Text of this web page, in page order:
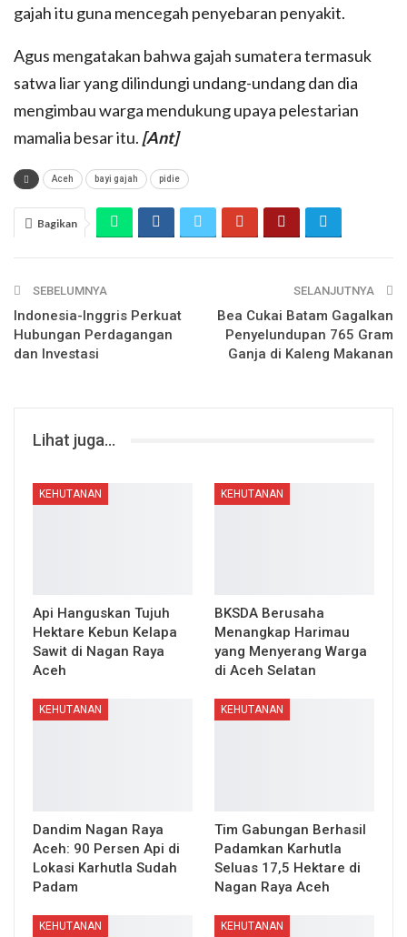
gajah itu guna mencegah penyebaran penyakit.
Agus mengatakan bahwa gajah sumatera termasuk
satwa liar yang dilindungi undang-undang dan dia
mengimbau warga mendukung upaya pelestarian
mamalia besar itu. [Ant]
Aceh bayi gajah pidie
Bagikan
SEBELUMNYA
Indonesia-Inggris Perkuat
Hubungan Perdagangan
dan Investasi
SELANJUTNYA
Bea Cukai Batam Gagalkan
Penyelundupan 765 Gram
Ganja di Kaleng Makanan
Lihat juga...
KEHUTANAN
Api Hanguskan Tujuh
Hektare Kebun Kelapa
Sawit di Nagan Raya
Aceh
KEHUTANAN
BKSDA Berusaha
Menangkap Harimau
yang Menyerang Warga
di Aceh Selatan
KEHUTANAN
Dandim Nagan Raya
Aceh: 90 Persen Api di
Lokasi Karhutla Sudah
Padam
KEHUTANAN
Tim Gabungan Berhasil
Padamkan Karhutla
Seluas 17,5 Hektare di
Nagan Raya Aceh
KEHUTANAN KEHUTANAN